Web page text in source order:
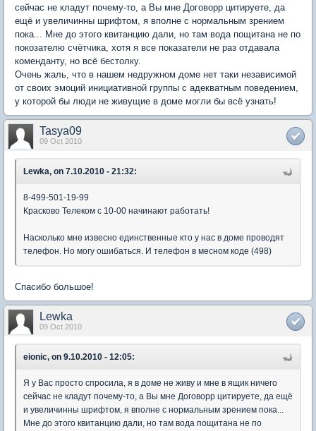
сейчас не кладут почему-то, а Вы мне Договорр цитируете, да
ещё и увеличинны шрифтом, я вполне с нормальным зрением
пока... Мне до этого квитанцию дали, но там вода пощитана не по
покозателю счётчика, хотя я все показатели не раз отдавала
коменданту, но всё бестолку.
Очень жаль, что в нашем недружном доме нет таки независимой
от своих эмоций инициативной группы с адекватным поведением,
у которой бы люди не живущие в доме могли бы всё узнать!
Tasya09
09 Oct 2010
Lewka, on 7.10.2010 - 21:32:
8-499-501-19-99
Красково Телеком с 10-00 начинают работать!
Насколько мне извесно единственные кто у нас в доме проводят
телефон. Но могу ошибаться. И телефон в месном коде (498)
Спасибо большое!
Lewka
09 Oct 2010
eionic, on 9.10.2010 - 12:05:
Я у Вас просто спросила, я в доме не живу и мне в ящик ничего
сейчас не кладут почему-то, а Вы мне Договорр цитируете, да ещё
и увеличинны шрифтом, я вполне с нормальным зрением пока...
Мне до этого квитанцию дали, но там вода пощитана не по